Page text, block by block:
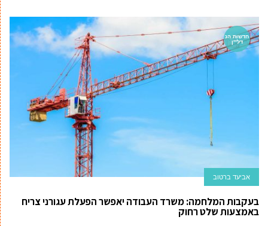
חדשות הנ
דל''ן
אביעד ברטוב
בעקבות המלחמה: משרד העבודה יאפשר הפעלת עגורני צריח
באמצעות שלט רחוק